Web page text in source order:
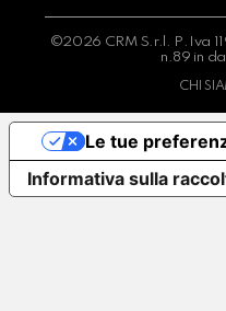
©2026 CRM S.r.l. P.Iva
n.89 in
CHI
Informativa sulla
Le tue